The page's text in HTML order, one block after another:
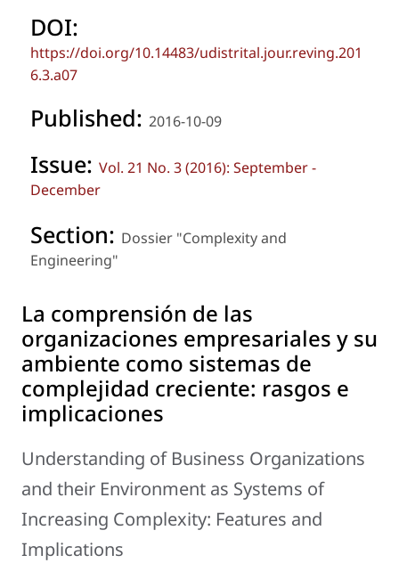
DOI:
https://doi.org/10.14483/udistrital.jour.reving.201
6.3.a07
Published: 2016-10-09
Issue: Vol. 21 No. 3 (2016): September -
December
Section: Dossier "Complexity and
Engineering"
La comprensión de las
organizaciones empresariales y su
ambiente como sistemas de
complejidad creciente: rasgos e
implicaciones
Understanding of Business Organizations
and their Environment as Systems of
Increasing Complexity: Features and
Implications